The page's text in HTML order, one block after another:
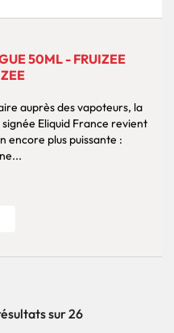
50ML - FRUIZEE
auprès des vapoteurs, la
Eliquid France revient
encore plus puissante :
sur 26